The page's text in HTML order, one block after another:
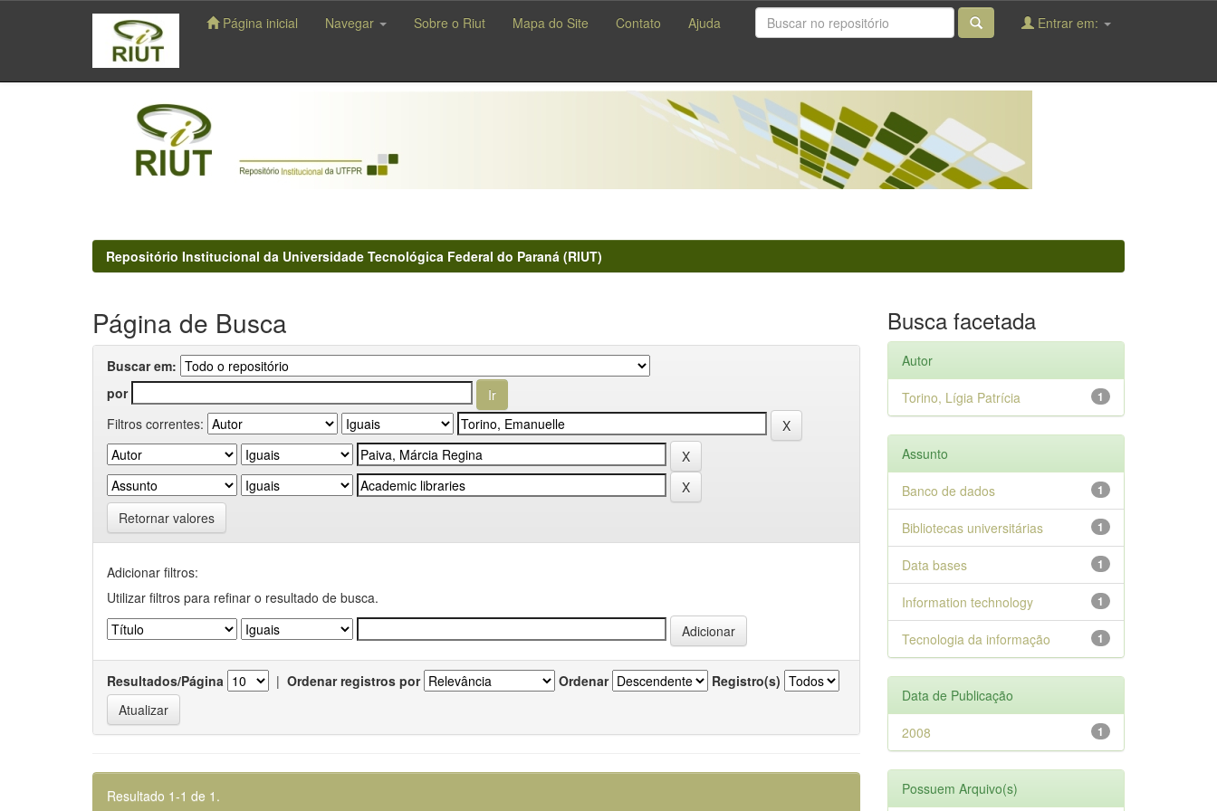
navigation
Página inicial Navegar Sobre o Riut Mapa do Site Contato Ajuda Entrar em:
Repositório Institucional da Universidade Tecnológica Federal do Paraná (RIUT)
Página de Busca
Buscar em:
por
Filtros correntes:
Retornar valores
Adicionar filtros:
Utilizar filtros para refinar o resultado de busca.
Resultados/Página | Ordenar registros por Ordenar Registro(s)
Resultado 1-1 de 1.
Busca facetada
Autor
1
Torino, Lígia Patrícia
Assunto
1
Banco de dados
1
Bibliotecas universitárias
1
Data bases
1
Information technology
1
Tecnologia da informação
Data de Publicação
1
2008
Possuem Arquivo(s)